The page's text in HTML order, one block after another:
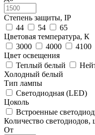
Степень защиты, IP
44
54
65
Цветовая температура, К
3000
4000 4100
Цвет освещения
Теплый белый
Холодный белый
Тип лампы
Светодиодная (LED)
Цоколь
Встроенные
Количество светодиодов,
От